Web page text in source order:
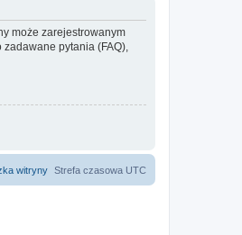
może zarejestrowanym
pytania (FAQ),
Strefa czasowa UTC
witryny